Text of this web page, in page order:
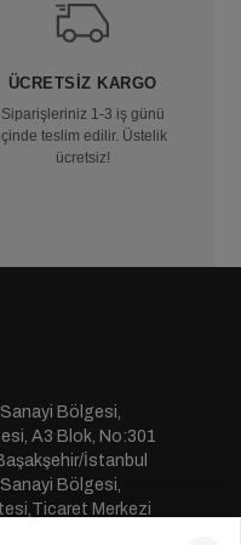
ÜCRETSIZ KARGO
Siparişleriniz 1-3 iş günü
içinde teslim edilir. Üstelik
ücretsiz!
Bölgesi,
A3 Blok, No:301
İstanbul
Bölgesi,
Merkezi